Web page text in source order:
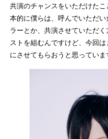
共演のチャンスをいただけた
本的に僕らは、呼んでいただ
ラーとか、共演させていただ
ストを組むんですけど、今回
にさせてもらおうと思っていま